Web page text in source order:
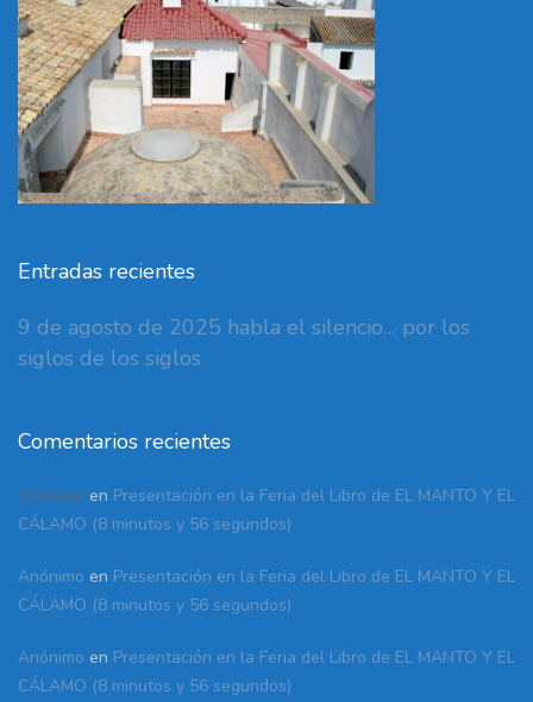
Entradas recientes
9 de agosto de 2025 habla el silencio… por los
siglos de los siglos
Comentarios recientes
Anónimo en Presentación en la Feria del Libro de EL MANTO Y EL
CÁLAMO (8 minutos y 56 segundos)
Anónimo en Presentación en la Feria del Libro de EL MANTO Y EL
CÁLAMO (8 minutos y 56 segundos)
Anónimo en Presentación en la Feria del Libro de EL MANTO Y EL
CÁLAMO (8 minutos y 56 segundos)